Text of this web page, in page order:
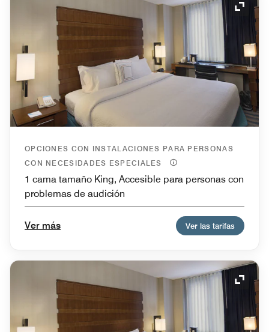
Icono
OPCIONES CON INSTALACIONES PARA PERSONAS
CON NECESIDADES ESPECIALES
1 cama tamaño King, Accesible para personas con
problemas de audición
Ver más Ver las tarifas
Icono